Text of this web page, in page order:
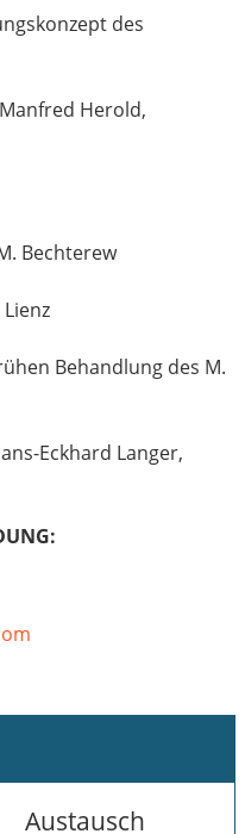
des
Herold,
Bechterew
Behandlung des M.
Eckhard Langer,
Austausch